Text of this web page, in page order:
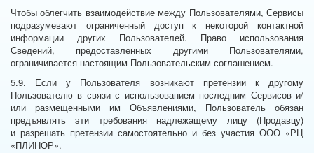
Чтобы облегчить взаимодействие между Пользователями, Сервисы
подразумевают ограниченный доступ к некоторой контактной
информации других Пользователей. Право использования
Сведений, предоставленных другими Пользователями,
ограничивается настоящим Пользовательским соглашением.
5.9. Если у Пользователя возникают претензии к другому
Пользователю в связи с использованием последним Сервисов и/
или размещенными им Объявлениями, Пользователь обязан
предъявлять эти требования надлежащему лицу (Продавцу)
и разрешать претензии самостоятельно и без участия ООО «РЦ
«ПЛИНОР».